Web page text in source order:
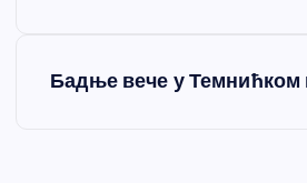
Бадње вече у